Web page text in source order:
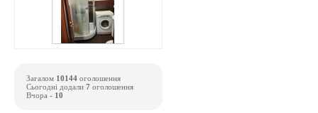
Загалом 10144 оголошення
Сьогодні додали 7 оголошення
Вчора - 10